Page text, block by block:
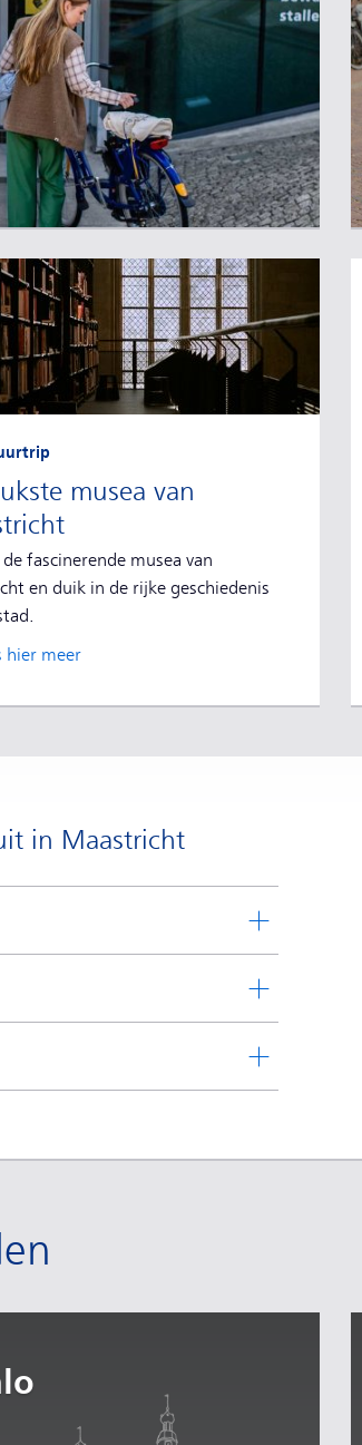
musea van
fascinerende musea van
en duik in de rijke geschiedenis
hier meer
in Maastricht